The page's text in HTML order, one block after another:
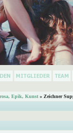
Epik, Kunst » Zeichner